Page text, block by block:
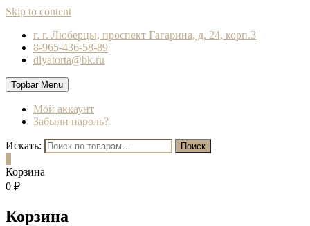
Skip to content
г. г. Люберцы, проспект Гагарина, д. 24, корп.3
8-965-436-58-89
dlyatorta@bk.ru
Topbar Menu
Мой аккаунт
Забыли пароль?
Искать: Поиск
Корзина
0 ₽
Корзина